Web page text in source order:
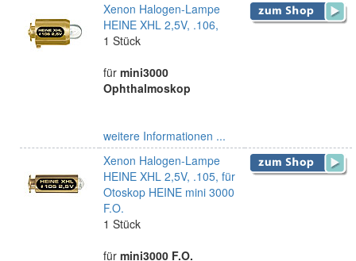
Xenon Halogen-Lampe
HEINE XHL 2,5V, .106,
1 Stück
für mini3000
Ophthalmoskop
weitere Informationen ...
Xenon Halogen-Lampe
HEINE XHL 2,5V, .105, für
Otoskop HEINE mini 3000
F.O.
1 Stück
für mini3000 F.O.